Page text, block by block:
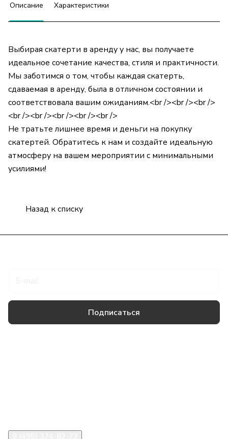
Описание Характеристики
Выбирая скатерти в аренду у нас, вы получаете
идеальное сочетание качества, стиля и практичности.
Мы заботимся о том, чтобы каждая скатерть,
сдаваемая в аренду, была в отличном состоянии и
соответствовала вашим ожиданиям.<br /><br /><br />
<br /><br /><br /><br /><br />
Не тратьте лишнее время и деньги на покупку
скатертей. Обратитесь к нам и создайте идеальную
атмосферу на вашем мероприятии с минимальными
усилиями!
Назад к списку
Подписаться